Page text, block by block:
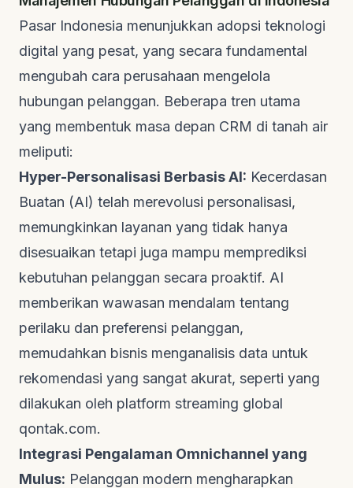
Pasar Indonesia menunjukkan adopsi teknologi
digital yang pesat, yang secara fundamental
mengubah cara perusahaan mengelola
hubungan pelanggan. Beberapa tren utama
yang membentuk masa depan CRM di tanah air
meliputi:
Hyper-Personalisasi Berbasis AI: Kecerdasan
Buatan (AI) telah merevolusi personalisasi,
memungkinkan layanan yang tidak hanya
disesuaikan tetapi juga mampu memprediksi
kebutuhan pelanggan secara proaktif. AI
memberikan wawasan mendalam tentang
perilaku dan preferensi pelanggan,
memudahkan bisnis menganalisis data untuk
rekomendasi yang sangat akurat, seperti yang
dilakukan oleh platform streaming global
qontak.com.
Integrasi Pengalaman Omnichannel yang
Mulus: Pelanggan modern mengharapkan